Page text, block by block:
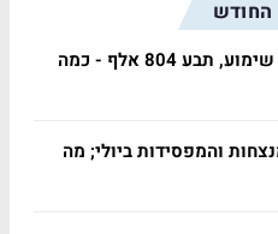
החודש
פוטר אחרי 29 שנה בלי שימוע, תבע 804 אלף - כמה
והמפסידות ביולי; מה